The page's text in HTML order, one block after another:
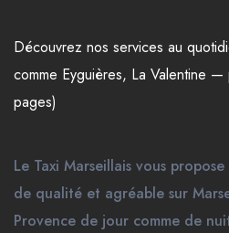
Découvrez nos services au
comme Eyguières, La Valentine —
pages)
Le Taxi Marseillais vous
de qualité et agréable sur
Provence de jour comme de